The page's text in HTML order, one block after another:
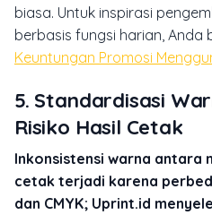
biasa. Untuk inspirasi
berbasis fungsi harian, Anda
Keuntungan Promosi
5. Standardisasi
Risiko Hasil Cetak
Inkonsistensi warna antara
cetak terjadi karena
dan CMYK; Uprint.id